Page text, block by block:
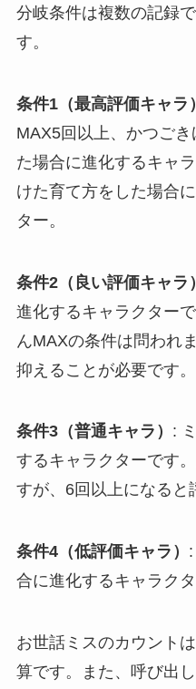
分岐条件は複数の記録
す。
条件1（最高評価キャラ）
MAX5回以上、かつご
た場合に進化するキャ
けた育て方をした場合
ター。
条件2（良い評価キャラ）
進化するキャラクター
んMAXの条件は問われ
抑えることが必要です。
条件3（普通キャラ） :
するキャラクターです
すが、6回以上になると
条件4（低評価キャラ）
合に進化するキャラクタ
お世話ミスのカウント
算です。また、呼び出